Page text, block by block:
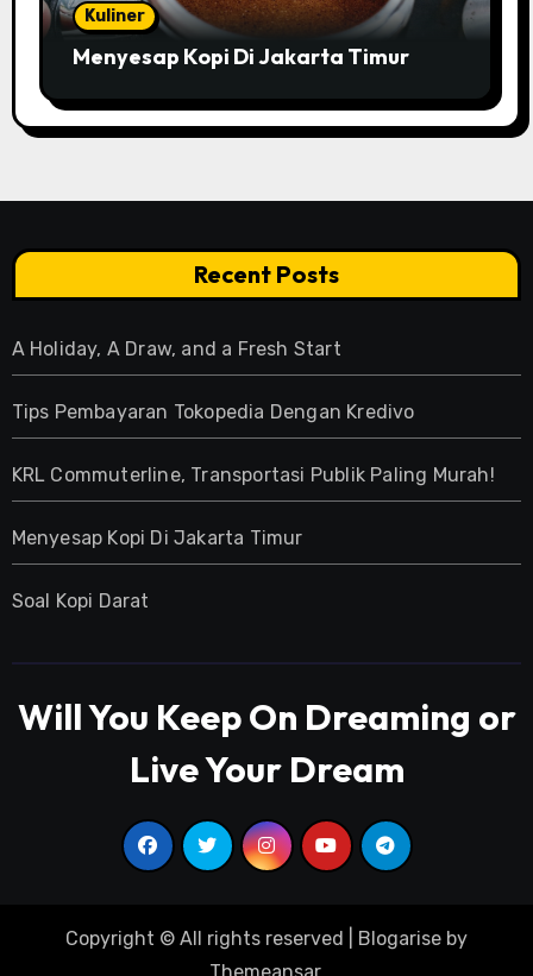
Kuliner
Menyesap Kopi Di Jakarta Timur
Recent Posts
A Holiday, A Draw, and a Fresh Start
Tips Pembayaran Tokopedia Dengan Kredivo
KRL Commuterline, Transportasi Publik Paling Murah!
Menyesap Kopi Di Jakarta Timur
Soal Kopi Darat
Will You Keep On Dreaming or
Live Your Dream
Copyright © All rights reserved Blogarise by